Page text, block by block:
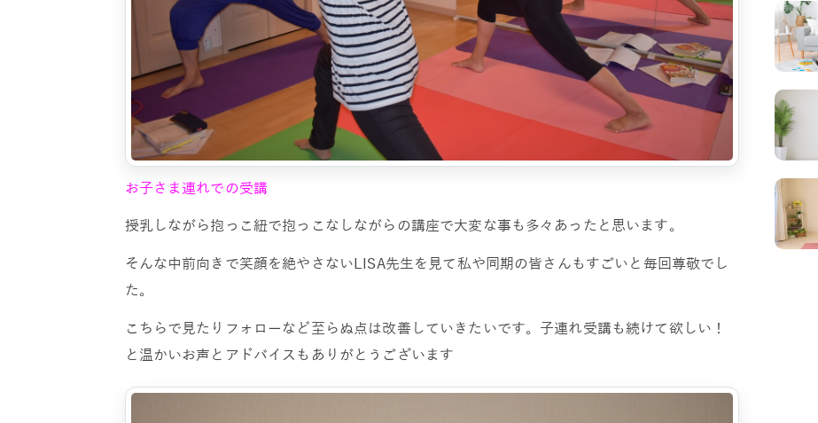
お子さま連れでの受講
授乳しながら抱っこ紐で抱っこなしながらの講座で大変な事も多々あったと思います。
そんな中前向きで笑顔を絶やさないLISA先生を見て私や同期の皆さんもすごいと毎回尊敬でし
た。
こちらで見たりフォローなど至らぬ点は改善していきたいです。子連れ受講も続けて欲しい！
と温かいお声とアドバイスもありがとうございます